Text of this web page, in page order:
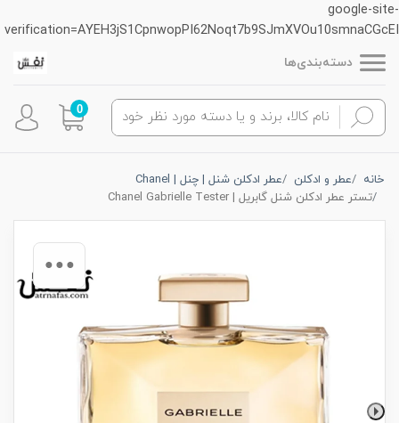
google-site-
verification=AYEH3jS1CpnwopPI62Noqt7b9SJmXVOu10smnaCGcEI
دسته‌بندی‌ها
0
خانه عطر و ادکلن
عطر ادکلن شنل | چنل | Chanel
تستر عطر ادکلن شنل گابریل | Chanel Gabrielle Tester